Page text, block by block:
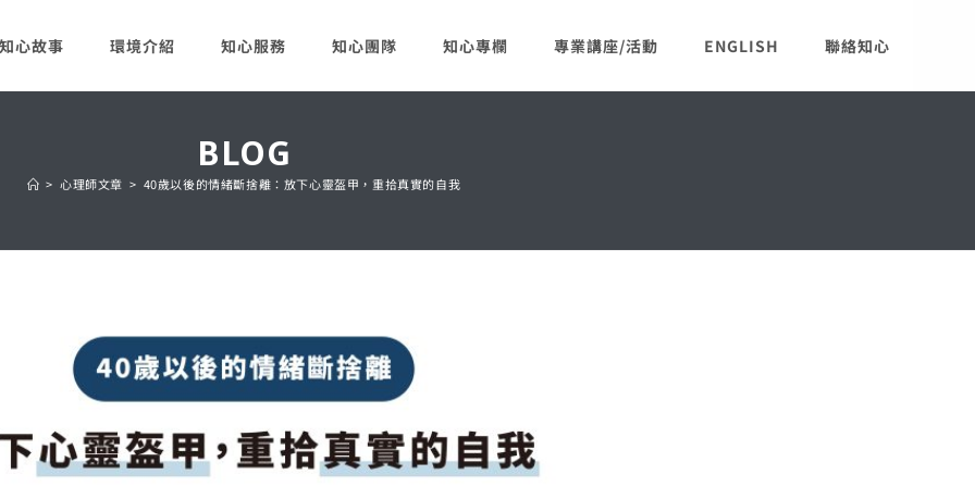
知心故事 環境介紹 知心服務 知心團隊 知心專欄 專業講座/活動 ENGLISH 聯絡知心
BLOG
> 心理師文章 > 40歲以後的情緒斷捨離：放下心靈盔甲，重拾真實的自我